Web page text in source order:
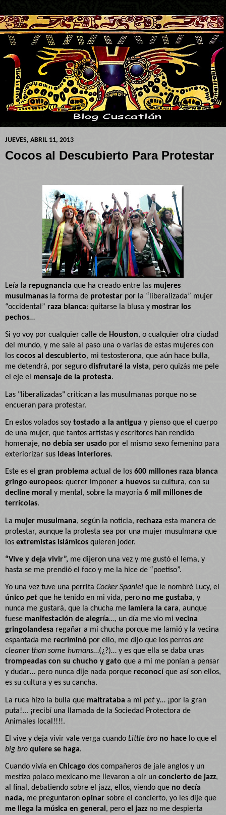
JUEVES, ABRIL 11, 2013
Cocos al Descubierto Para Protestar
Leía la repugnancia que ha creado entre las mujeres
musulmanas la forma de protestar por la “liberalizada” mujer
“occidental” raza blanca: quitarse la blusa y mostrar los
pechos…
Si yo voy por cualquier calle de Houston, o cualquier otra ciudad
del mundo, y me sale al paso una o varias de estas mujeres con
los cocos al descubierto, mi testosterona, que aún hace bulla,
me detendrá, por seguro disfrutaré la vista, pero quizás me pele
el eje el mensaje de la protesta.
Las "liberalizadas" critican a las musulmanas porque no se
encueran para protestar.
En estos volados soy tostado a la antigua y pienso que el cuerpo
de una mujer, que tantos artistas y escritores han rendido
homenaje, no debía ser usado por el mismo sexo femenino para
exteriorizar sus ideas interiores.
Este es el gran problema actual de los 600 millones raza blanca
gringo europeos: querer imponer a huevos su cultura, con su
decline moral y mental, sobre la mayoría 6 mil millones de
terrícolas.
La mujer musulmana, según la noticia, rechaza esta manera de
protestar, aunque la protesta sea por una mujer musulmana que
los extremistas islámicos quieren joder.
“Vive y deja vivir”, me dijeron una vez y me gustó el lema, y
hasta se me prendió el foco y me la hice de “poetiso”.
Yo una vez tuve una perrita Cocker Spaniel que le nombré Lucy, el
único pet que he tenido en mi vida, pero no me gustaba, y
nunca me gustará, que la chucha me lamiera la cara, aunque
fuese manifestación de alegría…, un día me vio mi vecina
gringolandesa regañar a mi chucha porque me lamió y la vecina
espantada me recriminó por ello, me dijo que los perros are
cleaner than some humans…(¿?)… y es que ella se daba unas
trompeadas con su chucho y gato que a mi me ponían a pensar
y dudar… pero nunca dije nada porque reconocí que así son ellos,
es su cultura y es su cancha.
La ruca hizo la bulla que maltrataba a mi pety… ¡por la gran
puta!... ¡recibí una llamada de la Sociedad Protectora de
Animales local!!!!.
El vive y deja vivir vale verga cuando Little bro no hace lo que el
big bro quiere se haga.
Cuando vivía en Chicago dos compañeros de jale anglos y un
mestizo polaco mexicano me llevaron a oír un concierto de jazz,
al final, debatiendo sobre el jazz, ellos, viendo que no decía
nada, me preguntaron opinar sobre el concierto, yo les dije que
me llega la música en general, pero el jazz no me despierta